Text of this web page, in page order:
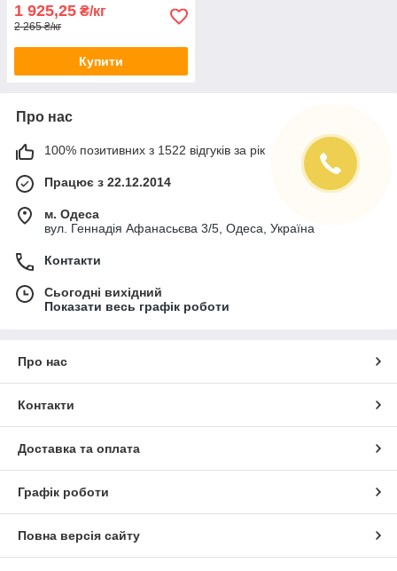
1 925,25 ₴/кг
2 265 ₴/кг
Купити
Про нас
100% позитивних з 1522 відгуків за рік
Працює з 22.12.2014
м. Одеса
вул. Геннадія Афанасьєва 3/5, Одеса, Україна
Контакти
Сьогодні вихідний
Показати весь графік роботи
Про нас
Контакти
Доставка та оплата
Графік роботи
Повна версія сайту